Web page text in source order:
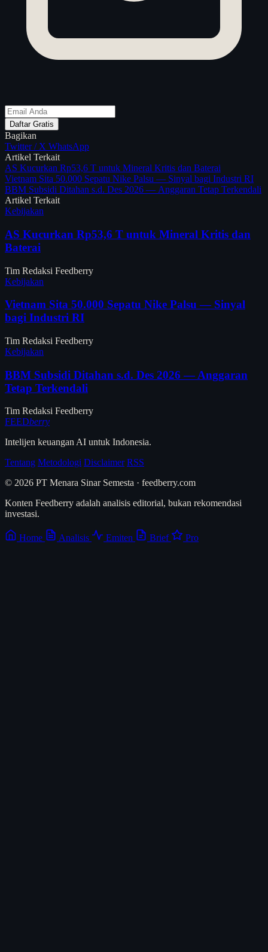
Daftar Gratis
Bagikan
Twitter / X WhatsApp
Artikel Terkait
AS Kucurkan Rp53,6 T untuk Mineral Kritis dan Baterai
Vietnam Sita 50.000 Sepatu Nike Palsu — Sinyal bagi Industri RI
BBM Subsidi Ditahan s.d. Des 2026 — Anggaran Tetap Terkendali
Artikel Terkait
Kebijakan
AS Kucurkan Rp53,6 T untuk Mineral Kritis dan
Baterai
Tim Redaksi Feedberry
Kebijakan
Vietnam Sita 50.000 Sepatu Nike Palsu — Sinyal
bagi Industri RI
Tim Redaksi Feedberry
Kebijakan
BBM Subsidi Ditahan s.d. Des 2026 — Anggaran
Tetap Terkendali
Tim Redaksi Feedberry
FEEDberry
Intelijen keuangan AI untuk Indonesia.
Tentang Metodologi Disclaimer RSS
© 2026 PT Menara Sinar Semesta · feedberry.com
Konten Feedberry adalah analisis editorial, bukan rekomendasi
investasi.
Home Analisis Emiten Brief Pro